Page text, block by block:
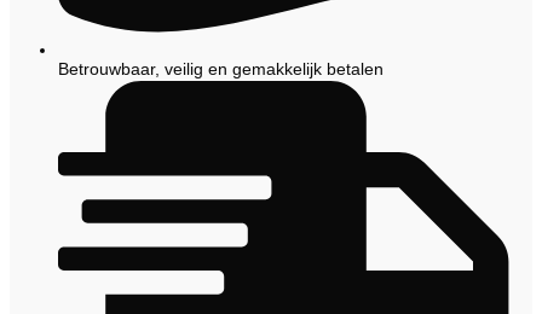
Betrouwbaar, veilig en gemakkelijk betalen